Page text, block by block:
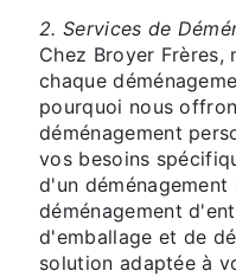
2. Services de
Chez Broyer Frères,
chaque
pourquoi nous
déménagement
vos besoins
d'un
déménagement
d'emballage et de
solution adaptée à